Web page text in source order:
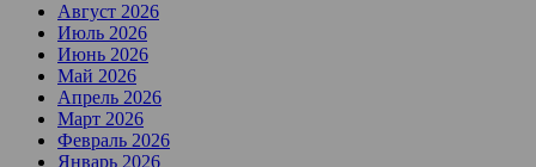
Август 2026
Июль 2026
Июнь 2026
Май 2026
Апрель 2026
Март 2026
Февраль 2026
Январь 2026